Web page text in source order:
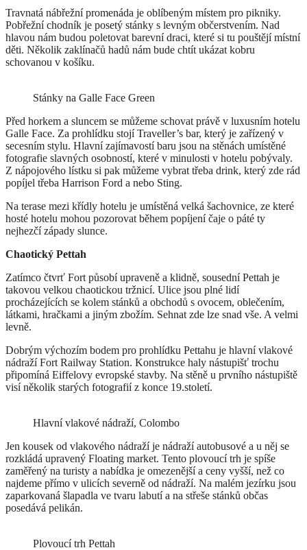
Travnatá nábřežní promenáda je oblíbeným místem pro pikniky.
Pobřežní chodník je posetý stánky s levným občerstvením. Nad
hlavou nám budou poletovat barevní draci, které si tu pouštějí místní
děti. Několik zaklínačů hadů nám bude chtít ukázat kobru
schovanou v košíku.
Stánky na Galle Face Green
Před horkem a sluncem se můžeme schovat právě v luxusním hotelu
Galle Face. Za prohlídku stojí Traveller’s bar, který je zařízený v
secesním stylu. Hlavní zajímavostí baru jsou na stěnách umístěné
fotografie slavných osobností, které v minulosti v hotelu pobývaly.
Z nápojového lístku si pak můžeme vybrat třeba drink, který zde rád
popíjel třeba Harrison Ford a nebo Sting.
Na terase mezi křídly hotelu je umístěná velká šachovnice, ze které
hosté hotelu mohou pozorovat během popíjení čaje o páté ty
nejhezčí západy slunce.
Chaotický Pettah
Zatímco čtvrť Fort působí upraveně a klidně, sousední Pettah je
takovou velkou chaotickou tržnicí. Ulice jsou plné lidí
procházejících se kolem stánků a obchodů s ovocem, oblečením,
látkami, hračkami a jiným zbožím. Sehnat zde lze snad vše. A velmi
levně.
Dobrým výchozím bodem pro prohlídku Pettahu je hlavní vlakové
nádraží Fort Railway Station. Konstrukce haly nástupišť trochu
připomíná Eiffelovy evropské stavby. Na stěně u prvního nástupiště
visí několik starých fotografií z konce 19.století.
Hlavní vlakové nádraží, Colombo
Jen kousek od vlakového nádraží je nádraží autobusové a u něj se
rozkládá upravený Floating market. Tento plovoucí trh je spíše
zaměřený na turisty a nabídka je omezenější a ceny vyšší, než co
najdeme přímo v ulicích severně od nádraží. Na malém jezírku jsou
zaparkovaná šlapadla ve tvaru labutí a na střeše stánků občas
posedává pelikán.
Plovoucí trh Pettah